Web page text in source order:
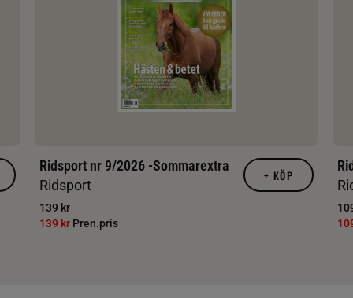
Ridsport nr 9/2026 -Sommarextra
Ridsport
139 kr
139 kr Pren.pris
+ KÖP